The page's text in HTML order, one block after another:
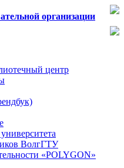
организации
центр
ВолгГТУ
«POLYGON»